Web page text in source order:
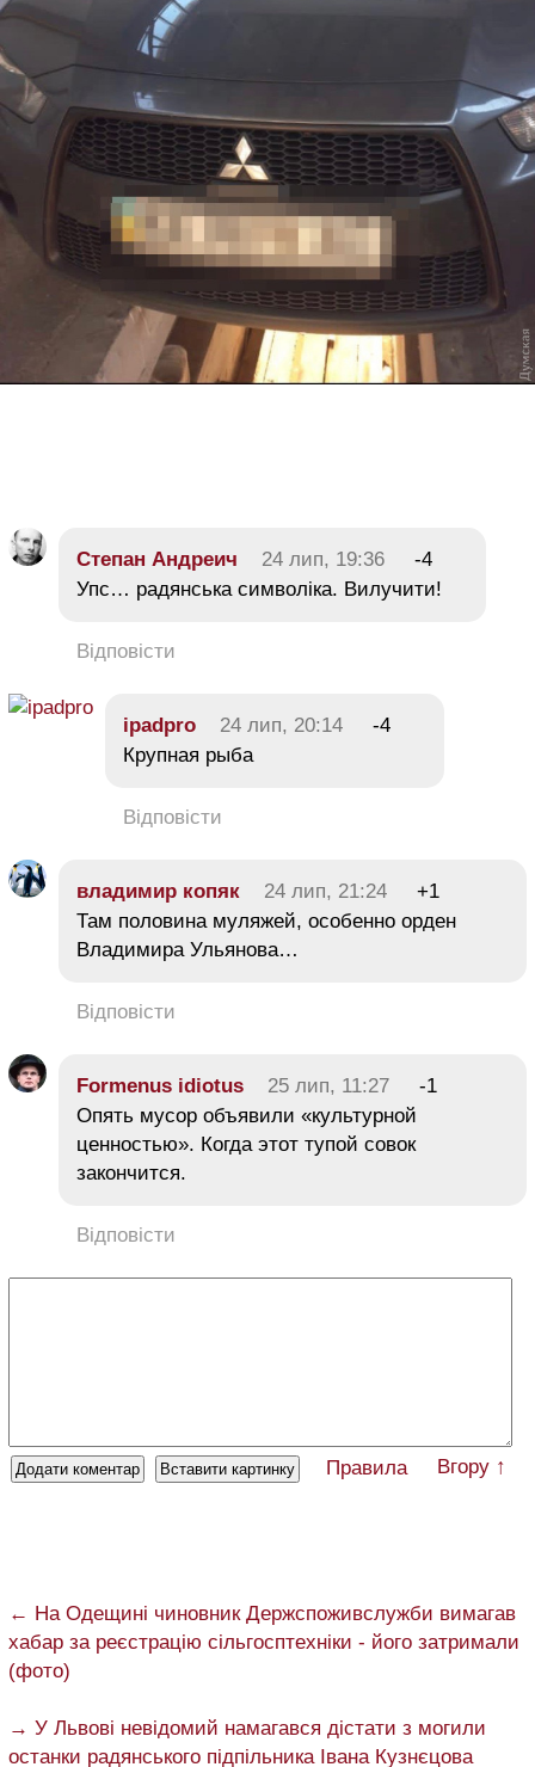
Степан Андреич 24 лип, 19:36
-4
Упс… радянська символіка. Вилучити!
Відповісти
ipadpro 24 лип, 20:14
-4
Крупная рыба
Відповісти
владимир копяк 24 лип, 21:24
+1
Там половина муляжей, особенно орден
Владимира Ульянова…
Відповісти
Formenus idiotus 25 лип, 11:27
-1
Опять мусор объявили «культурной
ценностью». Когда этот тупой совок
закончится.
Відповісти
Правила Вгору ↑
← На Одещині чиновник Держспоживслужби вимагав
хабар за реєстрацію сільгосптехніки - його затримали
(фото)
→ У Львові невідомий намагався дістати з могили
останки радянського підпільника Івана Кузнєцова